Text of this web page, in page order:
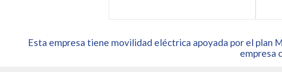
Esta empresa tiene movilidad eléctrica apoyada por el plan
empresa